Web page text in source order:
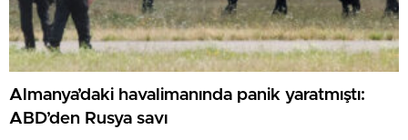
Almanya’daki havalimanında panik yaratmıştı:
ABD’den Rusya savı